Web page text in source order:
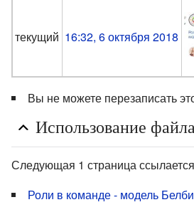
текущий 16:32, 6 октября 2018
Вы не можете перезаписать
Использование
Следующая 1 страница
Роли в команде - модель